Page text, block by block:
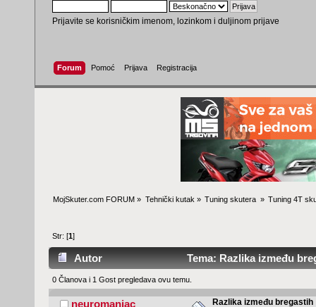
Prijavite se korisničkim imenom, lozinkom i duljinom prijave
Forum Pomoć Prijava Registracija
MojSkuter.com FORUM » Tehnički kutak » Tuning skutera » Tuning 4T
Str: [1]
Autor Tema: Razlika između
0 Članova i 1 Gost pregledava ovu temu.
neuromaniac Razlika između bregastih